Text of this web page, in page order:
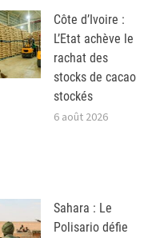
Côte d’Ivoire :
L’Etat achève le
rachat des
stocks de cacao
stockés
6 août 2026
Sahara : Le
Polisario défie